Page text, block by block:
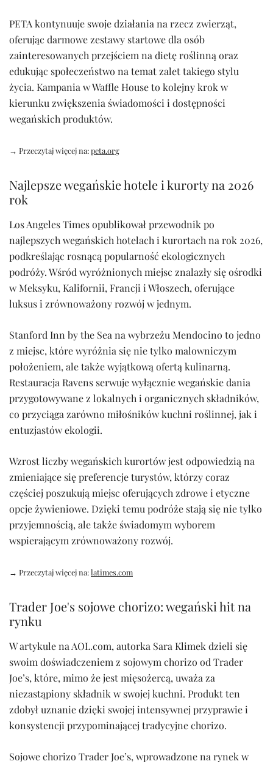
PETA kontynuuje swoje działania na rzecz zwierząt,
oferując darmowe zestawy startowe dla osób
zainteresowanych przejściem na dietę roślinną oraz
edukując społeczeństwo na temat zalet takiego stylu
życia. Kampania w Waffle House to kolejny krok w
kierunku zwiększenia świadomości i dostępności
wegańskich produktów.
→ Przeczytaj więcej na:peta.org
Najlepsze wegańskie hotele i kurorty na 2026
rok
Los Angeles Times opublikował przewodnik po
najlepszych wegańskich hotelach i kurortach na rok 2026,
podkreślając rosnącą popularność ekologicznych
podróży. Wśród wyróżnionych miejsc znalazły się ośrodki
w Meksyku, Kalifornii, Francji i Włoszech, oferujące
luksus i zrównoważony rozwój w jednym.
Stanford Inn by the Sea na wybrzeżu Mendocino to jedno
z miejsc, które wyróżnia się nie tylko malowniczym
położeniem, ale także wyjątkową ofertą kulinarną.
Restauracja Ravens serwuje wyłącznie wegańskie dania
przygotowywane z lokalnych i organicznych składników,
co przyciąga zarówno miłośników kuchni roślinnej, jak i
entuzjastów ekologii.
Wzrost liczby wegańskich kurortów jest odpowiedzią na
zmieniające się preferencje turystów, którzy coraz
częściej poszukują miejsc oferujących zdrowe i etyczne
opcje żywieniowe. Dzięki temu podróże stają się nie tylko
przyjemnością, ale także świadomym wyborem
wspierającym zrównoważony rozwój.
→ Przeczytaj więcej na:latimes.com
Trader Joe's sojowe chorizo: wegański hit na
rynku
W artykule na AOL.com, autorka Sara Klimek dzieli się
swoim doświadczeniem z sojowym chorizo od Trader
Joe’s, które, mimo że jest mięsożercą, uważa za
niezastąpiony składnik w swojej kuchni. Produkt ten
zdobył uznanie dzięki swojej intensywnej przyprawie i
konsystencji przypominającej tradycyjne chorizo.
Sojowe chorizo Trader Joe’s, wprowadzone na rynek w